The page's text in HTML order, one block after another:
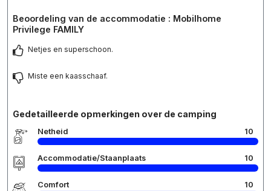
Beoordeling van de accommodatie : Mobilhome
Privilege FAMILY
Netjes en superschoon.
Miste een kaasschaaf.
Gedetailleerde opmerkingen over de camping
Netheid 10
Accommodatie/Staanplaats 10
Comfort 10